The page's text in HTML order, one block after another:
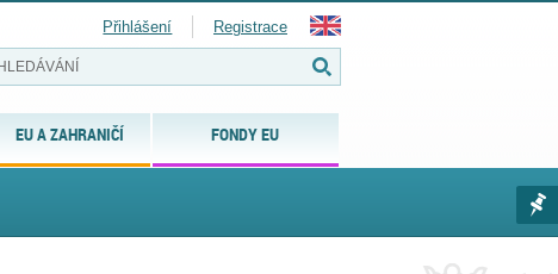
EU A ZAHRANIČÍ FONDY EU
Přihlášení Registrace